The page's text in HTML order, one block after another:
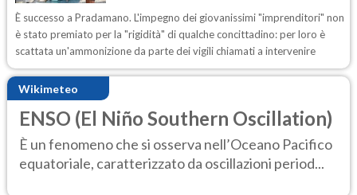
È successo a Pradamano. L'impegno dei giovanissimi "imprenditori" non
è stato premiato per la "rigidità" di qualche concittadino: per loro è
scattata un'ammonizione da parte dei vigili chiamati a intervenire
Wikimeteo
ENSO (El Niño Southern Oscillation)
È un fenomeno che si osserva nell’Oceano Pacifico
equatoriale, caratterizzato da oscillazioni period...